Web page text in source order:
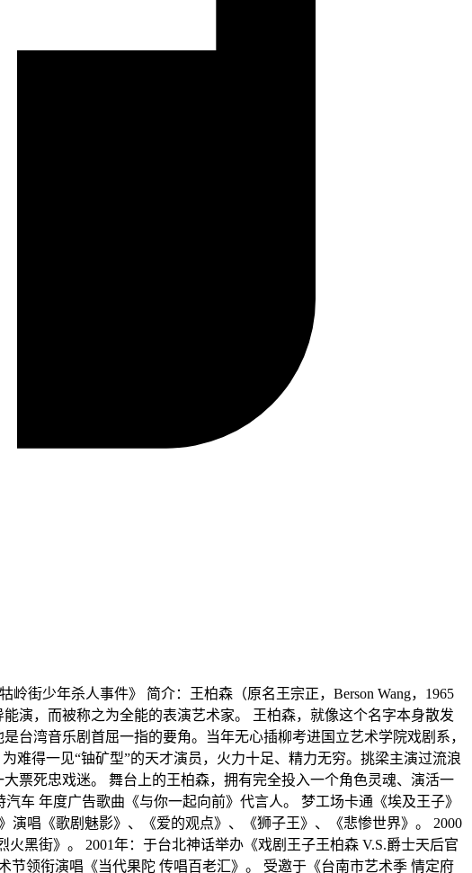
街少年杀人事件》 简介：王柏森（原名王宗正，Berson Wang，1965
演，而被称之为全能的表演艺术家。 王柏森，就像这个名字本身散发
台湾音乐剧首屈一指的要角。当年无心插柳考进国立艺术学院戏剧系，
难得一见“铀矿型”的天才演员，火力十足、精力无穷。挑梁主演过流浪
票死忠戏迷。 舞台上的王柏森，拥有完全投入一个角色灵魂、演活一
车 年度广告歌曲《与你一起向前》代言人。 梦工场卡通《埃及王子》
唱《歌剧魅影》、《爱的观点》、《狮子王》、《悲惨世界》。 2000
黑街》。 2001年：于台北神话举办《戏剧王子王柏森 V.S.爵士天后官
领衔演唱《当代果陀 传唱百老汇》。 受邀于《台南市艺术季 情定府